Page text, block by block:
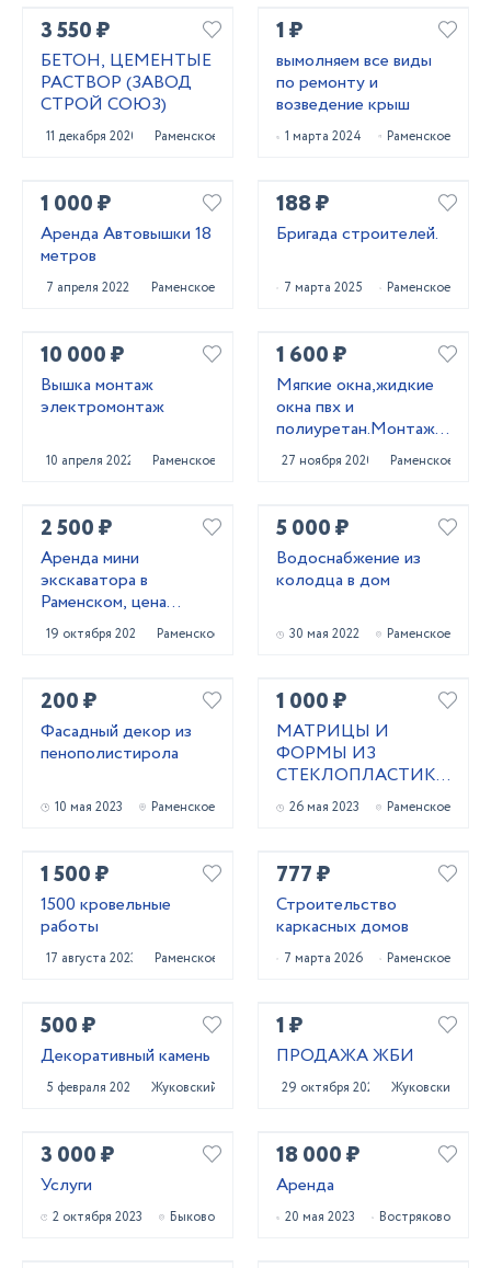
3 550 ₽
БЕТОН, ЦЕМЕНТЫЕ
РАСТВОР (ЗАВОД
СТРОЙ СОЮЗ)
11 декабря 2020 Раменское
1 ₽
вымолняем все виды
по ремонту и
возведение крыш
1 марта 2024 Раменское
1 000 ₽
Аренда Автовышки 18
метров
7 апреля 2022 Раменское
188 ₽
Бригада строителей.
7 марта 2025 Раменское
10 000 ₽
Вышка монтаж
электромонтаж
10 апреля 2022 Раменское
1 600 ₽
Мягкие окна,жидкие
окна пвх и
полиуретан.Монтаж
мягких окон
27 ноября 2020 Раменское
2 500 ₽
Аренда мини
экскаватора в
Раменском, цена
услуги
19 октября 2024 Раменское
5 000 ₽
Водоснабжение из
колодца в дом
30 мая 2022 Раменское
200 ₽
Фасадный декор из
пенополистирола
10 мая 2023 Раменское
1 000 ₽
МАТРИЦЫ И
ФОРМЫ ИЗ
СТЕКЛОПЛАСТИКА
ДЛЯ ЗАЛИВКИ
БЕТОНА
26 мая 2023 Раменское
1 500 ₽
1500 кровельные
работы
17 августа 2023 Раменское
777 ₽
Строительство
каркасных домов
7 марта 2026 Раменское
500 ₽
Декоративный камень
5 февраля 2021 Жуковский
1 ₽
ПРОДАЖА ЖБИ
29 октября 2020 Жуковский
3 000 ₽
Услуги
2 октября 2023 Быково
18 000 ₽
Аренда
20 мая 2023 Востряково